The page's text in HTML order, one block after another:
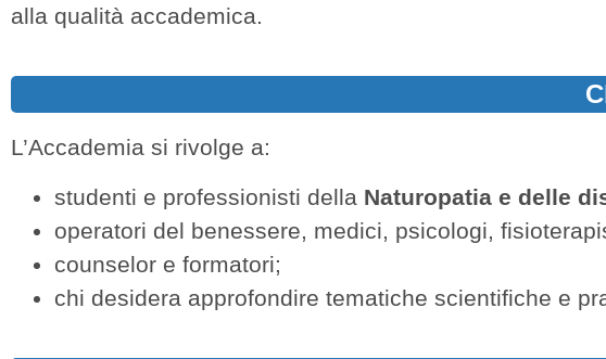
alla qualità accademica.
L’Accademia si rivolge a:
studenti e professionisti della Naturopatia e delle
operatori del benessere, medici, psicologi,
counselor e formatori;
chi desidera approfondire tematiche scientifiche e